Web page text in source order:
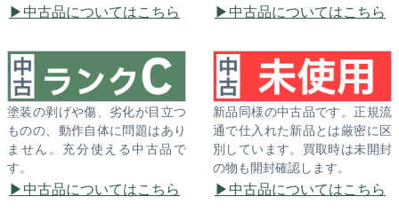
中古品についてはこちら 中古品についてはこちら
塗装の剥げや傷、劣化が目立つ
ものの、動作自体に問題はあり
ません。充分使える中古品で
す。
中古品についてはこちら
新品同様の中古品です。正規流
通で仕入れた新品とは厳密に区
別しています。買取時は未開封
の物も開封確認します。
中古品についてはこちら